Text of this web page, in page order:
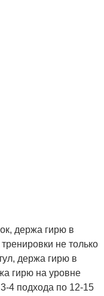
держа гирю в
не только
держа гирю в
гирю на уровне
4 подхода по 12-15